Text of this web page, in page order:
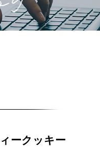
ークッキー